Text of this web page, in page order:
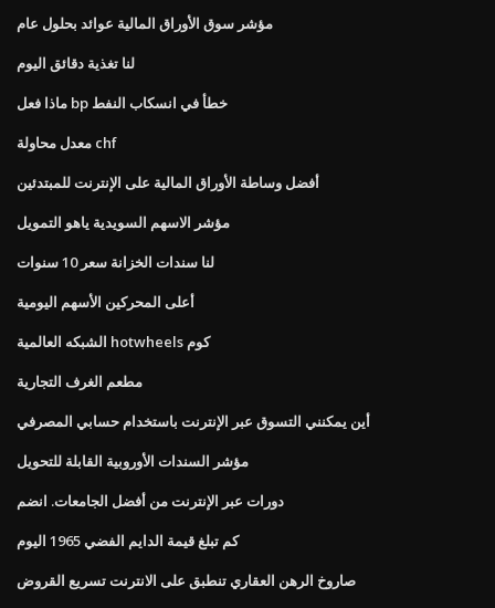
مؤشر سوق الأوراق المالية عوائد بحلول عام
لنا تغذية دقائق اليوم
ماذا فعل bp خطأ في انسكاب النفط
معدل محاولة chf
أفضل وساطة الأوراق المالية على الإنترنت للمبتدئين
مؤشر الاسهم السويدية ياهو التمويل
لنا سندات الخزانة سعر 10 سنوات
أعلى المحركين الأسهم اليومية
الشبكه العالمية hotwheels كوم
مطعم الغرف التجارية
أين يمكنني التسوق عبر الإنترنت باستخدام حسابي المصرفي
مؤشر السندات الأوروبية القابلة للتحويل
دورات عبر الإنترنت من أفضل الجامعات. انضم
كم تبلغ قيمة الدايم الفضي 1965 اليوم
صاروخ الرهن العقاري تنطبق على الانترنت تسريع القروض